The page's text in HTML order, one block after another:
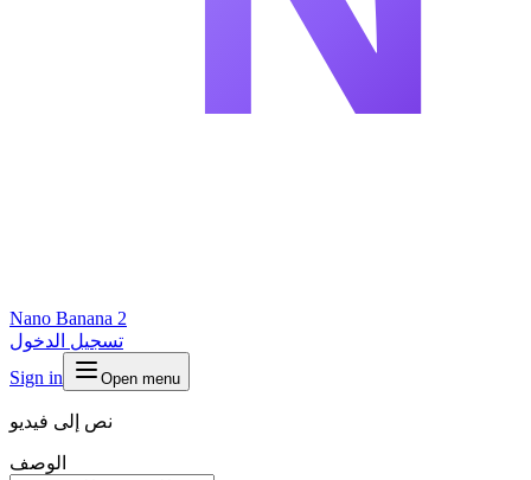
Nano Banana 2
تسجيل الدخول
Sign in
Open menu
نص إلى فيديو
الوصف